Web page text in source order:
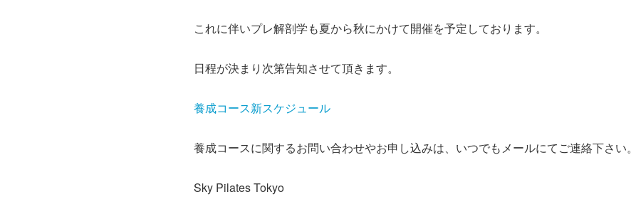
これに伴いプレ解剖学も夏から秋にかけて開催を予定しております。
日程が決まり次第告知させて頂きます。
養成コース新スケジュール
養成コースに関するお問い合わせやお申し込みは、いつでもメールにてご連絡下さい。
Sky Pilates Tokyo